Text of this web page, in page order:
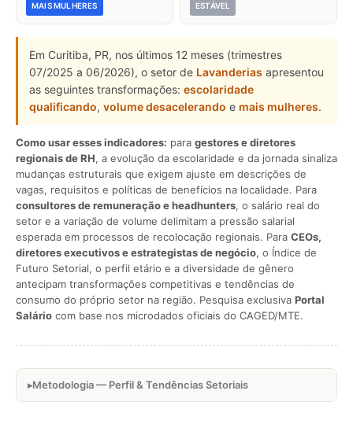
MAIS MULHERES ESTÁVEL
Em Curitiba, PR, nos últimos 12 meses (trimestres
07/2025 a 06/2026), o setor de Lavanderias apresentou
as seguintes transformações: escolaridade
qualificando, volume desacelerando e mais mulheres.
Como usar esses indicadores: para gestores e diretores
regionais de RH, a evolução da escolaridade e da jornada sinaliza
mudanças estruturais que exigem ajuste em descrições de
vagas, requisitos e políticas de benefícios na localidade. Para
consultores de remuneração e headhunters, o salário real do
setor e a variação de volume delimitam a pressão salarial
esperada em processos de recolocação regionais. Para CEOs,
diretores executivos e estrategistas de negócio, o Índice de
Futuro Setorial, o perfil etário e a diversidade de gênero
antecipam transformações competitivas e tendências de
consumo do próprio setor na região. Pesquisa exclusiva Portal
Salário com base nos microdados oficiais do CAGED/MTE.
Metodologia — Perfil & Tendências Setoriais